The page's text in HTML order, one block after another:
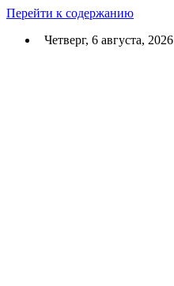
Перейти к содержанию
Четверг, 6 августа, 2026